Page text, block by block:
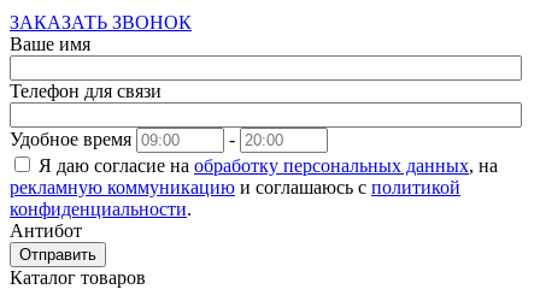
ЗАКАЗАТЬ ЗВОНОК
Ваше имя
Телефон для связи
Удобное время
-
Я даю согласие на обработку персональных данных, на
рекламную коммуникацию и соглашаюсь с политикой
конфиденциальности.
Антибот
Отправить
Каталог товаров